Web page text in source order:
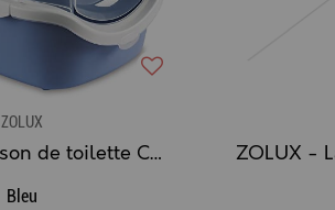
ZOLUX
ZOLUX - Maison de toilette Cathy Easy Clean
Bleu